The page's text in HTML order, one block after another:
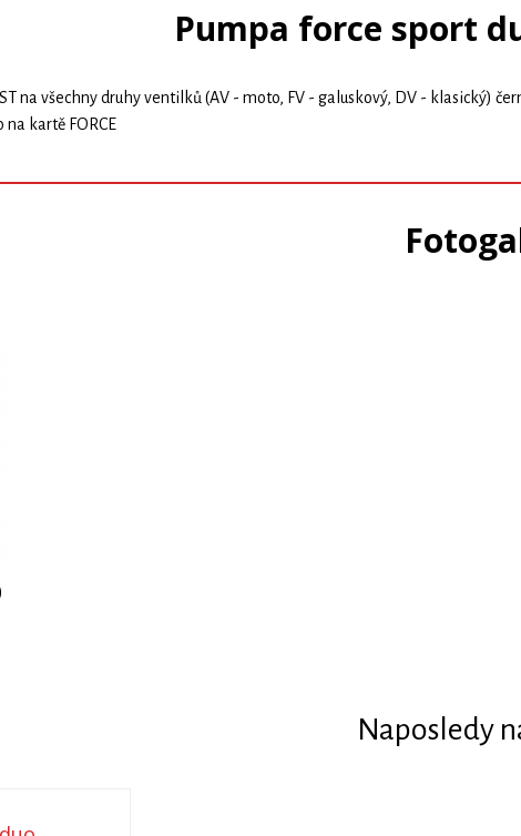
Pumpa force sport
na všechny druhy ventilků (AV - moto, FV - galuskový, DV - klasický)
kartě FORCE
Naposledy